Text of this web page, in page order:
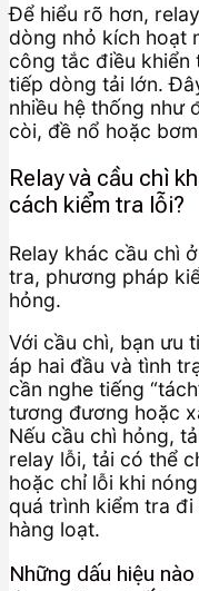
Để hiểu rõ hơn,
dòng nhỏ kích hoạt
công tắc điều khiển
tiếp dòng tải lớn.
nhiều hệ thống như
còi, đề nổ hoặc
Relay và cầu chì
cách kiểm tra lỗi?
Relay khác cầu chì
tra, phương pháp
hỏng.
Với cầu chì, bạn ưu
áp hai đầu và tình
cần nghe tiếng
tương đương hoặc
Nếu cầu chì hỏng,
relay lỗi, tải có thể
hoặc chỉ lỗi khi
quá trình kiểm tra
hàng loạt.
Những dấu hiệu